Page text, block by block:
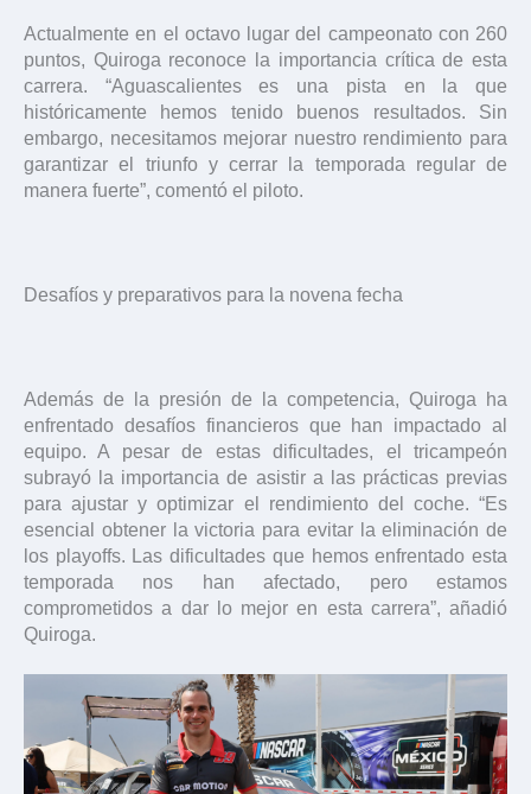
Actualmente en el octavo lugar del campeonato con 260
puntos, Quiroga reconoce la importancia crítica de esta
carrera. “Aguascalientes es una pista en la que
históricamente hemos tenido buenos resultados. Sin
embargo, necesitamos mejorar nuestro rendimiento para
garantizar el triunfo y cerrar la temporada regular de
manera fuerte”, comentó el piloto.
Desafíos y preparativos para la novena fecha
Además de la presión de la competencia, Quiroga ha
enfrentado desafíos financieros que han impactado al
equipo. A pesar de estas dificultades, el tricampeón
subrayó la importancia de asistir a las prácticas previas
para ajustar y optimizar el rendimiento del coche. “Es
esencial obtener la victoria para evitar la eliminación de
los playoffs. Las dificultades que hemos enfrentado esta
temporada nos han afectado, pero estamos
comprometidos a dar lo mejor en esta carrera”, añadió
Quiroga.